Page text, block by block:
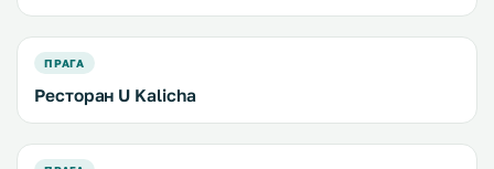
ПРАГА
Ресторан U Kalicha